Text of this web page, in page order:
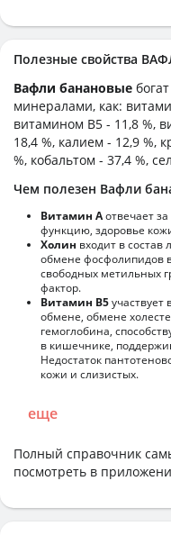
Полезные свойства
Вафли банановые
минералами, как:
витамином B5 - 11,8 %,
18,4 %, калием - 12,9 %,
%, кобальтом - 37,4 %,
Чем полезен Вафли
Витамин Аотвечает
функцию, здоровье
Холин входит в состав
обмене фосфолипидов
свободных метильных
фактор.
Витамин В5
обмене, обмене
гемоглобина,
в кишечнике,
Недостаток
кожи и слизистых.
еще
Полный справочник
посмотреть в